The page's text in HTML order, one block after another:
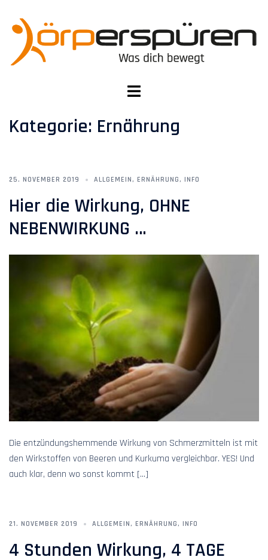
Inhalt
springen
Menü
Kategorie: Ernährung
25. NOVEMBER 2019 ALLGEMEIN, ERNÄHRUNG, INFO
Hier die Wirkung, OHNE
NEBENWIRKUNG …
Die entzündungshemmende Wirkung von Schmerzmitteln ist mit
den Wirkstoffen von Beeren und Kurkuma vergleichbar. YES! Und
auch klar, denn wo sonst kommt […]
21. NOVEMBER 2019 ALLGEMEIN, ERNÄHRUNG, INFO
4 Stunden Wirkung, 4 TAGE